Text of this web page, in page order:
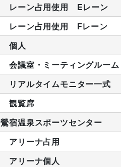
レーン占用使用 Eレーン
レーン占用使用 Fレーン
個人
会議室・ミーティングルーム
リアルタイムモニター一式
観覧席
鶯宿温泉スポーツセンター
アリーナ占用
アリーナ個人